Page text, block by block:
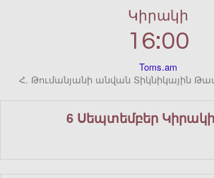
Կիրակի
16:00
Toms.am
Հ. Թումանյանի անվան Տիկնիկային
6 Սեպտեմբեր Կիրակի